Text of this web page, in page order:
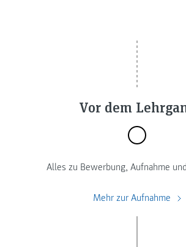
Vor dem
Alles zu Bewerbung, Aufnahme
Mehr zur Aufnahme